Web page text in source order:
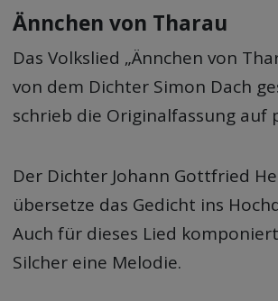
Ännchen von Tharau
Das Volkslied „Ännchen von
von dem Dichter Simon Dach
schrieb die Originalfassung auf
Der Dichter Johann Gottfried
übersetze das Gedicht ins
Auch für dieses Lied
Silcher eine Melodie.